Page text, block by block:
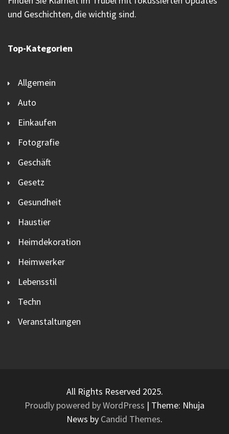
und Geschichten, die wichtig sind.
Top-Kategorien
Allgemein
Auto
Einkaufen
Fotografie
Geschäft
Gesetz
Gesundheit
Haustier
Heimdekoration
Heimwerker
Lebensstil
Techn
Veranstaltungen
All Rights Reserved 2025.
Proudly powered by WordPress | Theme: Nhuja
News by Candid Themes.